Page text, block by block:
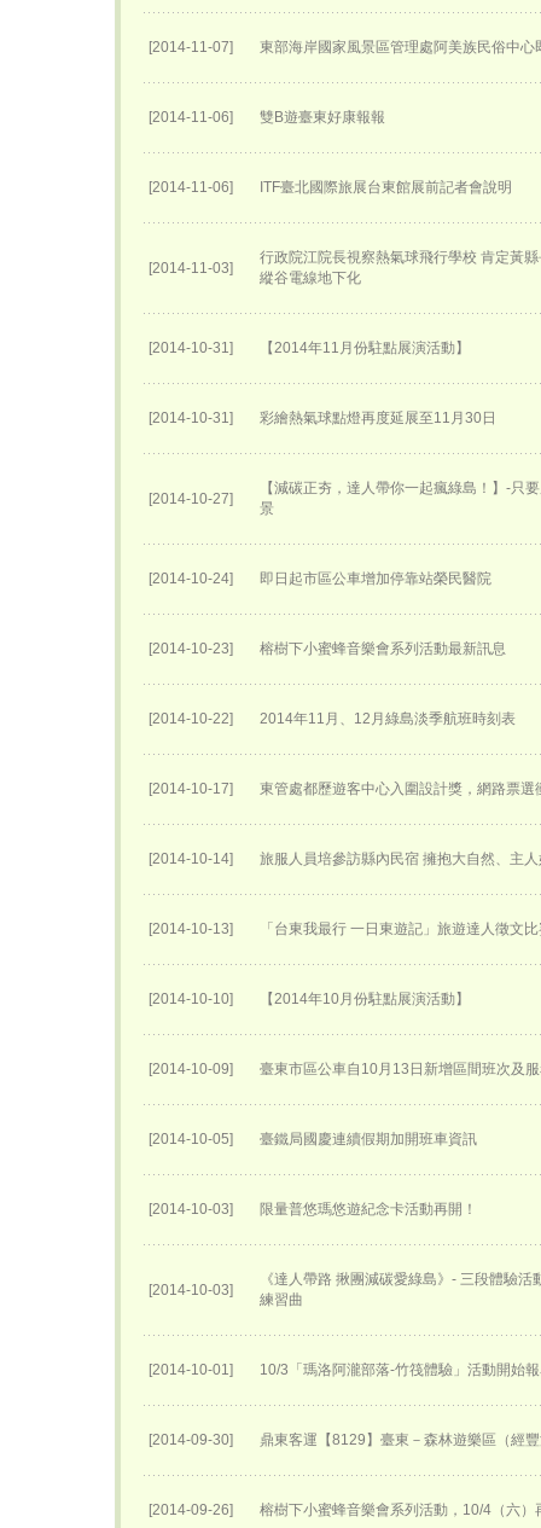
[2014-11-07] 東部海岸國家風景區管理處阿美族民俗中
[2014-11-06] 雙B遊臺東好康報報
[2014-11-06] ITF臺北國際旅展台東館展前記者會說明
[2014-11-03]
行政院江院長視察熱氣球飛行學校 肯定黃
縱谷電線地下化
[2014-10-31] 【2014年11月份駐點展演活動】
[2014-10-31] 彩繪熱氣球點燈再度延展至11月30日
[2014-10-27]
【減碳正夯，達人帶你一起瘋綠島！】-只
景
[2014-10-24] 即日起市區公車增加停靠站榮民醫院
[2014-10-23] 榕樹下小蜜蜂音樂會系列活動最新訊息
[2014-10-22] 2014年11月、12月綠島淡季航班時刻表
[2014-10-17] 東管處都歷遊客中心入圍設計獎，網路票選
[2014-10-14] 旅服人員培參訪縣內民宿 擁抱大自然、主
[2014-10-13] 「台東我最行 一日東遊記」旅遊達人徵文
[2014-10-10] 【2014年10月份駐點展演活動】
[2014-10-09] 臺東市區公車自10月13日新增區間班次及
[2014-10-05] 臺鐵局國慶連續假期加開班車資訊
[2014-10-03] 限量普悠瑪悠遊紀念卡活動再開！
[2014-10-03]
《達人帶路 揪團減碳愛綠島》- 三段體驗
練習曲
[2014-10-01] 10/3「瑪洛阿瀧部落-竹筏體驗」活動開始
[2014-09-30] 鼎東客運【8129】臺東－森林遊樂區（經
[2014-09-26] 榕樹下小蜜蜂音樂會系列活動，10/4（六）